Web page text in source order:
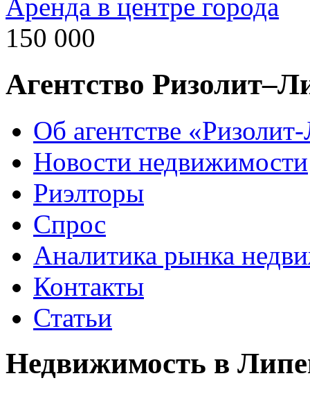
Аренда в центре города
150 000
Агентство
Об агентстве
Новости недвижимости
Риэлторы
Спрос
Аналитика рынка
Контакты
Статьи
Недвижимость в